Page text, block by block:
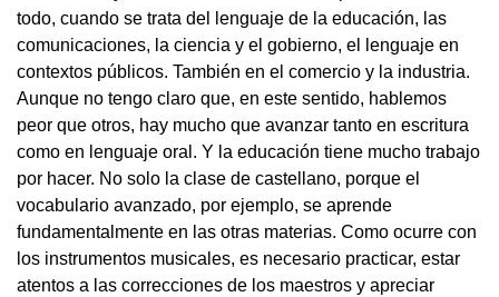
todo, cuando se trata del lenguaje de la educación, las
comunicaciones, la ciencia y el gobierno, el lenguaje en
contextos públicos. También en el comercio y la industria.
Aunque no tengo claro que, en este sentido, hablemos
peor que otros, hay mucho que avanzar tanto en escritura
como en lenguaje oral. Y la educación tiene mucho trabajo
por hacer. No solo la clase de castellano, porque el
vocabulario avanzado, por ejemplo, se aprende
fundamentalmente en las otras materias. Como ocurre con
los instrumentos musicales, es necesario practicar, estar
atentos a las correcciones de los maestros y apreciar